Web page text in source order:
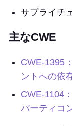
サプライチ
主なCWE
CWE-1395
ントへの依
CWE-1104
パーティコ